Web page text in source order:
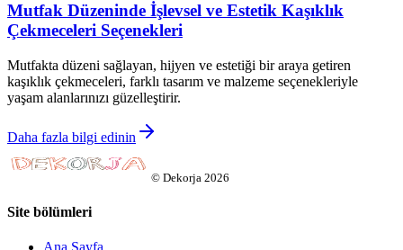
Mutfak Düzeninde İşlevsel ve Estetik Kaşıklık
Çekmeceleri Seçenekleri
Mutfakta düzeni sağlayan, hijyen ve estetiği bir araya getiren
kaşıklık çekmeceleri, farklı tasarım ve malzeme seçenekleriyle
yaşam alanlarınızı güzelleştirir.
Daha fazla bilgi edinin
© Dekorja 2026
Site bölümleri